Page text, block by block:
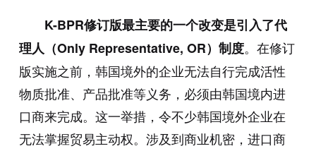
K-BPR修订版最主要的一个改变是引入了代
理人（Only Representative, OR）制度。在修订
版实施之前，韩国境外的企业无法自行完成活性
物质批准、产品批准等义务，必须由韩国境内进
口商来完成。这一举措，令不少韩国境外企业在
无法掌握贸易主动权。涉及到商业机密，进口商